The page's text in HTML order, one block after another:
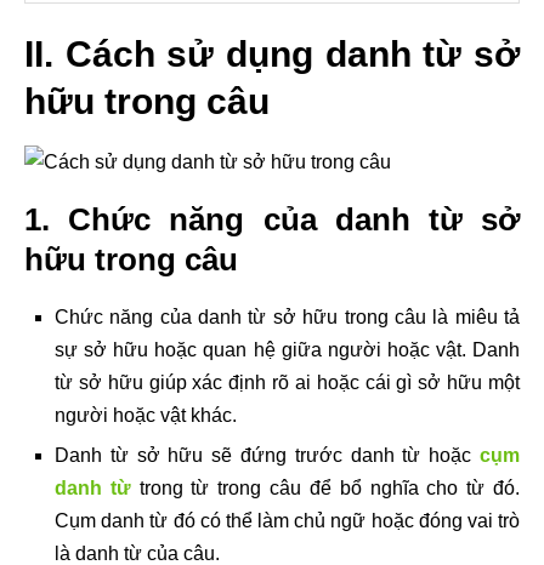
II. Cách sử dụng danh từ sở
hữu trong câu
1. Chức năng của danh từ sở
hữu trong câu
Chức năng của danh từ sở hữu trong câu là miêu tả
sự sở hữu hoặc quan hệ giữa người hoặc vật. Danh
từ sở hữu giúp xác định rõ ai hoặc cái gì sở hữu một
người hoặc vật khác.
Danh từ sở hữu sẽ đứng trước danh từ hoặc cụm
danh từtrong từ trong câu để bổ nghĩa cho từ đó.
Cụm danh từ đó có thể làm chủ ngữ hoặc đóng vai trò
là danh từ của câu.